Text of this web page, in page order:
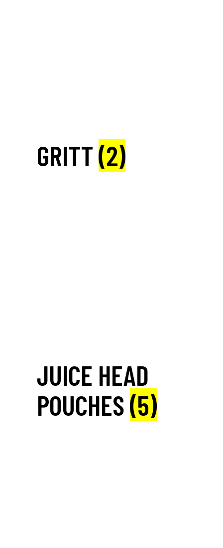
GRITT(2)
JUICE HEAD
POUCHES(5)